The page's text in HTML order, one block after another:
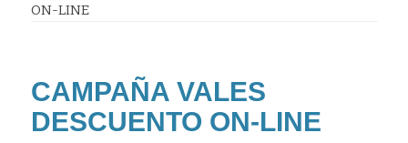
ON-LINE
CAMPAÑA VALES
DESCUENTO ON-LINE